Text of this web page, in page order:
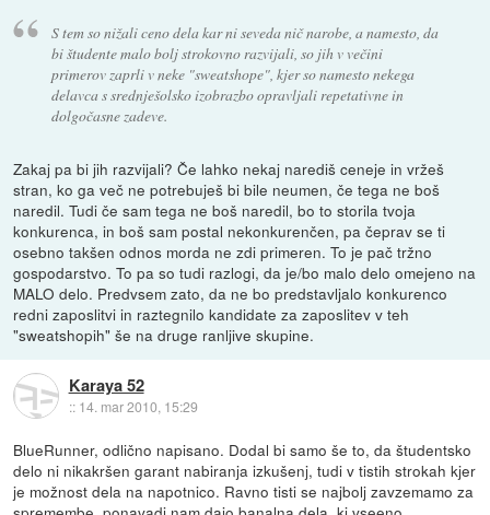
S tem so nižali ceno dela kar ni seveda nič narobe, a namesto, da
bi študente malo bolj strokovno razvijali, so jih v večini
primerov zaprli v neke "sweatshope", kjer so namesto nekega
delavca s srednješolsko izobrazbo opravljali repetativne in
dolgočasne zadeve.
Zakaj pa bi jih razvijali? Če lahko nekaj narediš ceneje in vržeš
stran, ko ga več ne potrebuješ bi bile neumen, če tega ne boš
naredil. Tudi če sam tega ne boš naredil, bo to storila tvoja
konkurenca, in boš sam postal nekonkurenčen, pa čeprav se ti
osebno takšen odnos morda ne zdi primeren. To je pač tržno
gospodarstvo. To pa so tudi razlogi, da je/bo malo delo omejeno na
MALO delo. Predvsem zato, da ne bo predstavljalo konkurenco
redni zaposlitvi in raztegnilo kandidate za zaposlitev v teh
"sweatshopih" še na druge ranljive skupine.
Karaya 52
:: 14. mar 2010, 15:29
BlueRunner, odlično napisano. Dodal bi samo še to, da študentsko
delo ni nikakršen garant nabiranja izkušenj, tudi v tistih strokah kjer
je možnost dela na napotnico. Ravno tisti se najbolj zavzemamo za